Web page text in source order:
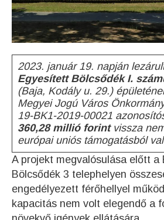
2023. január 19. napján
Egyesített Bölcsődék I.
(Baja, Kodály u. 29.)
Megyei Jogú Város
19-BK1-2019-00021
360,28 millió forintvissza
európai uniós támogatásból
A projekt megvalósulása előtt
Bölcsődék 3 telephelyen
engedélyezett férőhellyel
kapacitás nem volt elegendő a